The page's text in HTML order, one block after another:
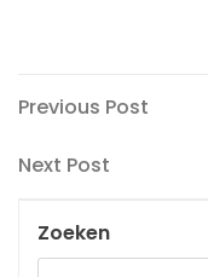
Bericht
navigatie
Previous
Previous Post
Next
Next Post
Zoeken